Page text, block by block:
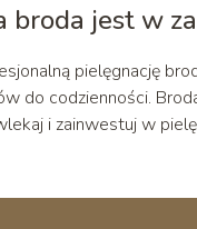
broda jest w
pielęgnację
do codzienności.
i zainwestuj w